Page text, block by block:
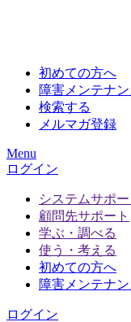
初めての方へ
障害メンテナ
検索する
メルマガ登録
Menu
ログイン
システムサポー
顧問先サポート
学ぶ・調べる
使う・考える
初めての方へ
障害メンテナ
ログイン